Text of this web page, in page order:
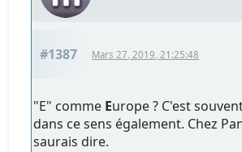
#1387 Mars 27, 2019, 21:25:48
"E" comme Europe ? C'est
dans ce sens également. Chez
saurais dire.